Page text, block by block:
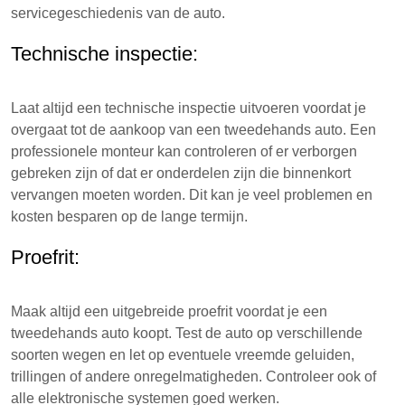
servicegeschiedenis van de auto.
Technische inspectie:
Laat altijd een technische inspectie uitvoeren voordat je
overgaat tot de aankoop van een tweedehands auto. Een
professionele monteur kan controleren of er verborgen
gebreken zijn of dat er onderdelen zijn die binnenkort
vervangen moeten worden. Dit kan je veel problemen en
kosten besparen op de lange termijn.
Proefrit:
Maak altijd een uitgebreide proefrit voordat je een
tweedehands auto koopt. Test de auto op verschillende
soorten wegen en let op eventuele vreemde geluiden,
trillingen of andere onregelmatigheden. Controleer ook of
alle elektronische systemen goed werken.